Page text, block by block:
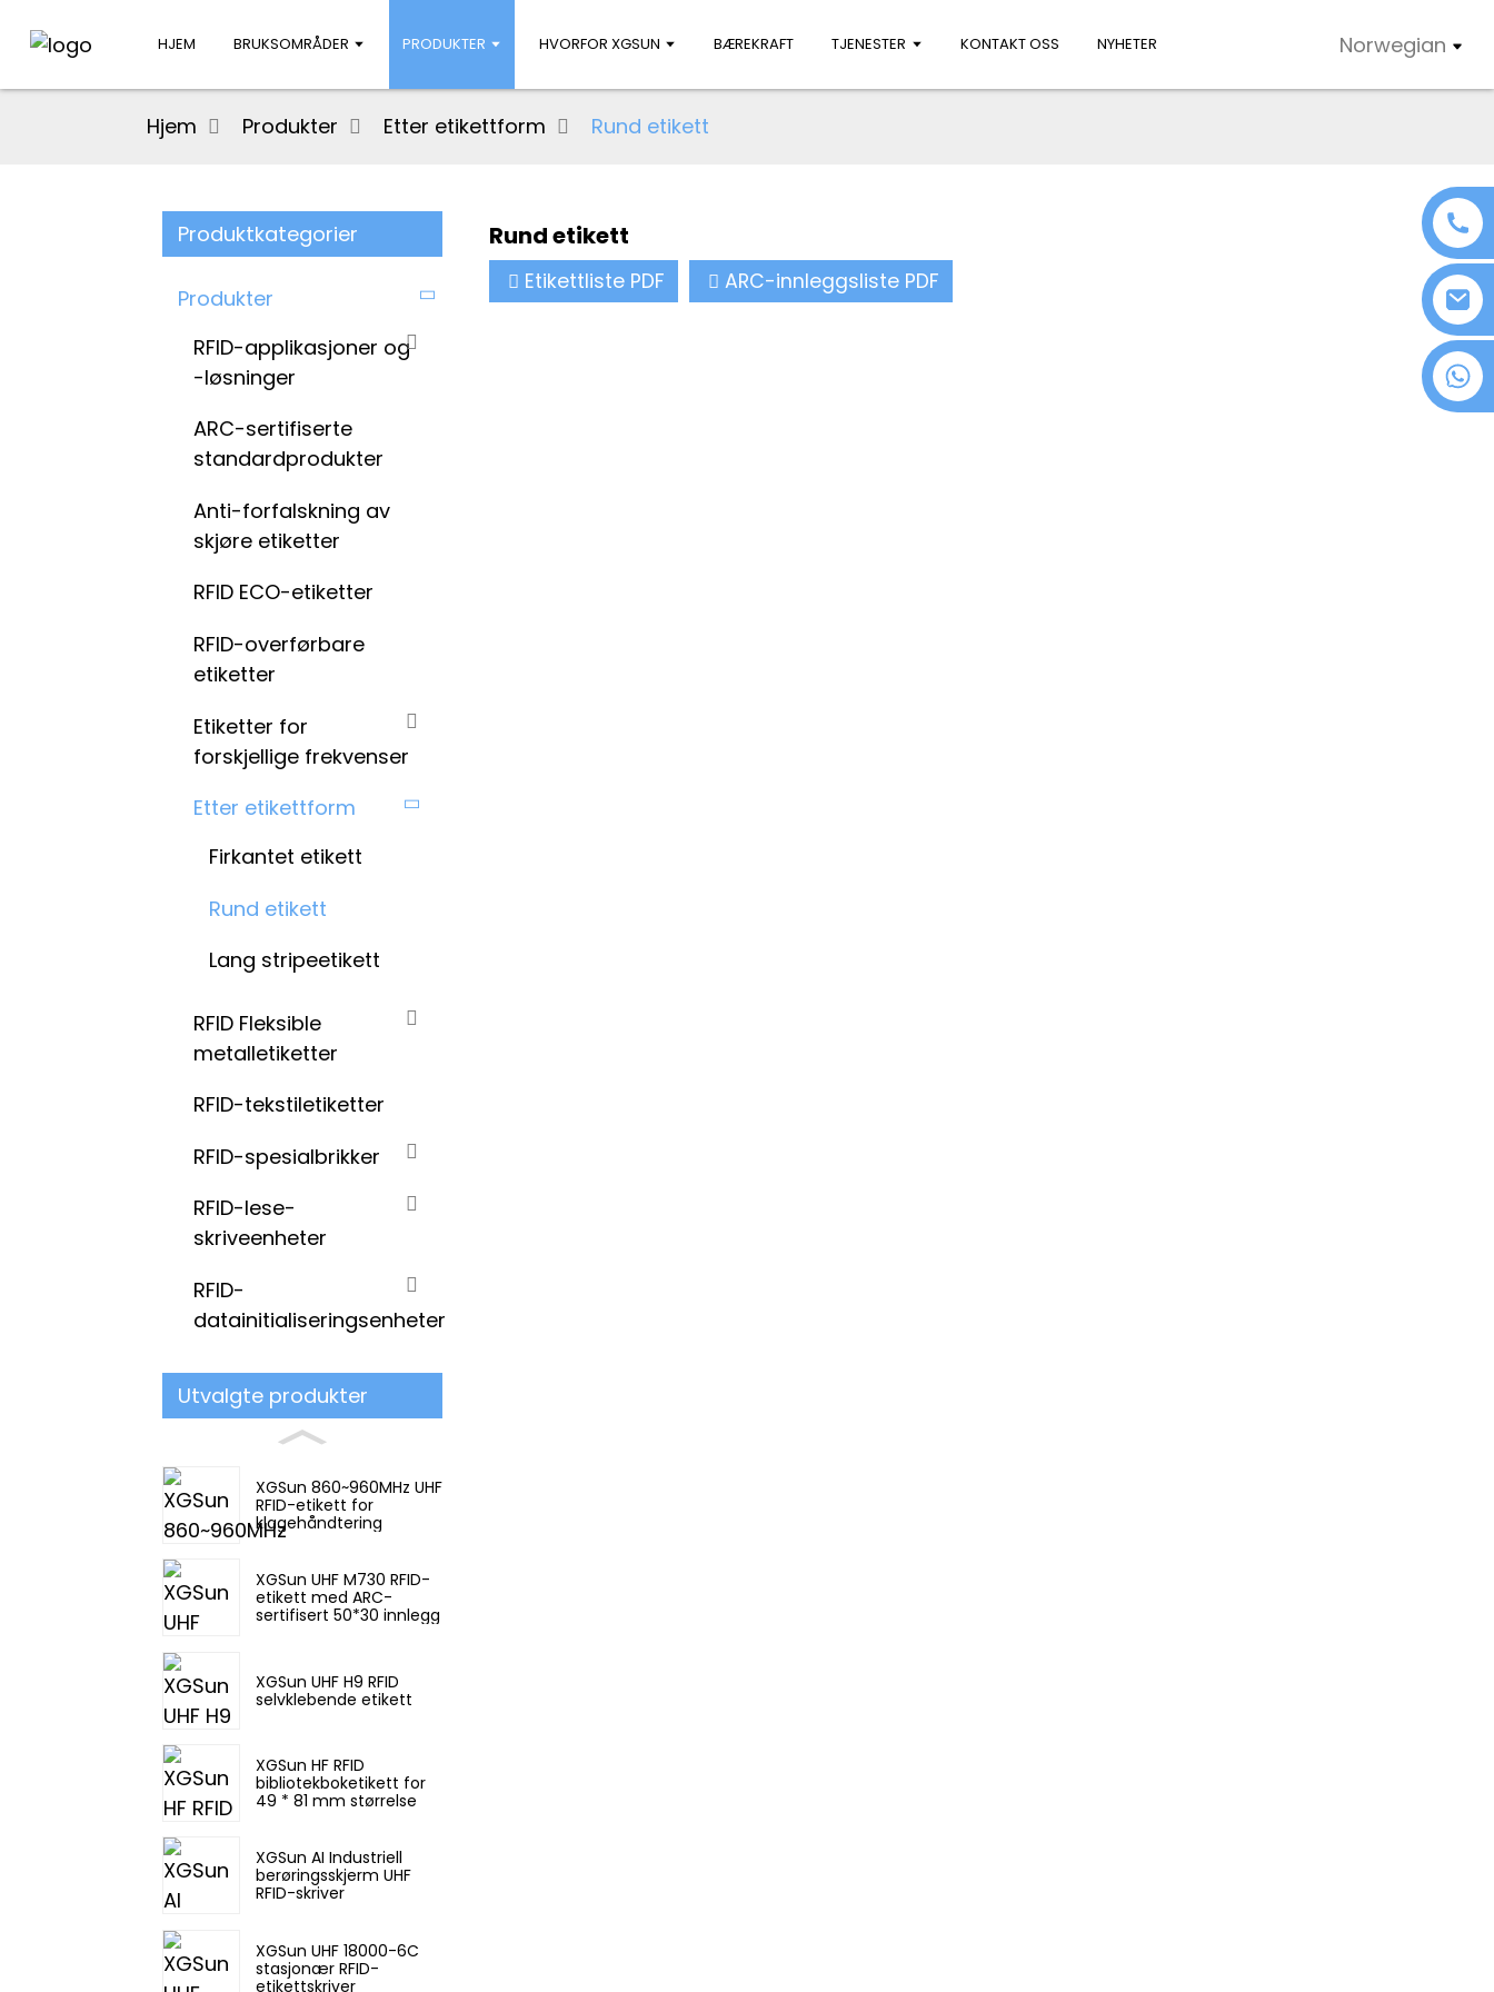
HJEM BRUKSOMRÅDER PRODUKTER HVORFOR XGSUN BÆREKRAFT TJENESTER KONTAKT OSS NYHETER Norwegian
Hjem Produkter Etter etikettform Rund etikett
Produktkategorier
Produkter
RFID-applikasjoner og
-løsninger
ARC-sertifiserte
standardprodukter
Anti-forfalskning av
skjøre etiketter
RFID ECO-etiketter
RFID-overførbare
etiketter
Etiketter for
forskjellige frekvenser
Etter etikettform
Firkantet etikett
Rund etikett
Lang stripeetikett
RFID Fleksible
metalletiketter
RFID-tekstiletiketter
RFID-spesialbrikker
RFID-lese-
skriveenheter
RFID-
datainitialiseringsenheter
Utvalgte produkter
XGSun 860~960MHz UHF
RFID-etikett for
klagehåndtering
XGSun UHF M730 RFID-
etikett med ARC-
sertifisert 50*30 innlegg
XGSun UHF H9 RFID
selvklebende etikett
XGSun HF RFID
bibliotekboketikett for
49 * 81 mm størrelse
XGSun AI Industriell
berøringsskjerm UHF
RFID-skriver
XGSun UHF 18000-6C
stasjonær RFID-
etikettskriver
Rund etikett
Etikettliste PDF ARC-innleggsliste PDF